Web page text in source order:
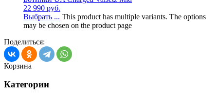
22 990 руб.
Выбрать ... This product has multiple variants. The options
may be chosen on the product page
Поделиться:
Корзина
Категории